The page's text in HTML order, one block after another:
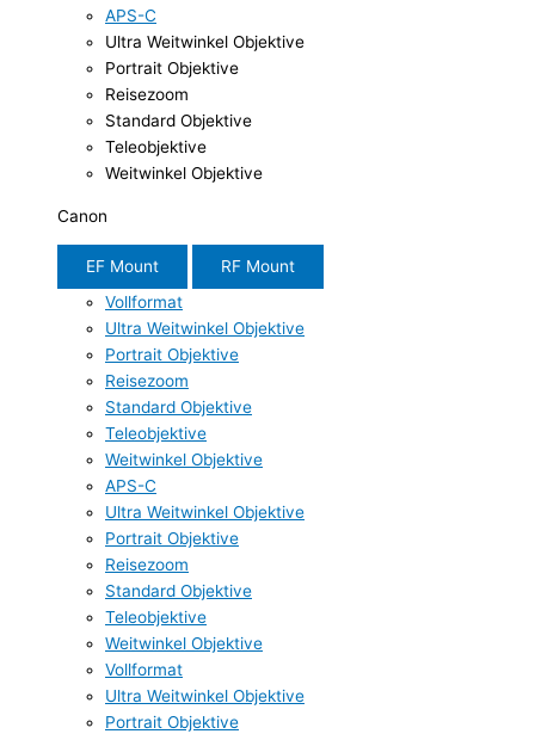
APS-C
Ultra Weitwinkel Objektive
Portrait Objektive
Reisezoom
Standard Objektive
Teleobjektive
Weitwinkel Objektive
Canon
EF Mount
RF Mount
Vollformat
Ultra Weitwinkel Objektive
Portrait Objektive
Reisezoom
Standard Objektive
Teleobjektive
Weitwinkel Objektive
APS-C
Ultra Weitwinkel Objektive
Portrait Objektive
Reisezoom
Standard Objektive
Teleobjektive
Weitwinkel Objektive
Vollformat
Ultra Weitwinkel Objektive
Portrait Objektive